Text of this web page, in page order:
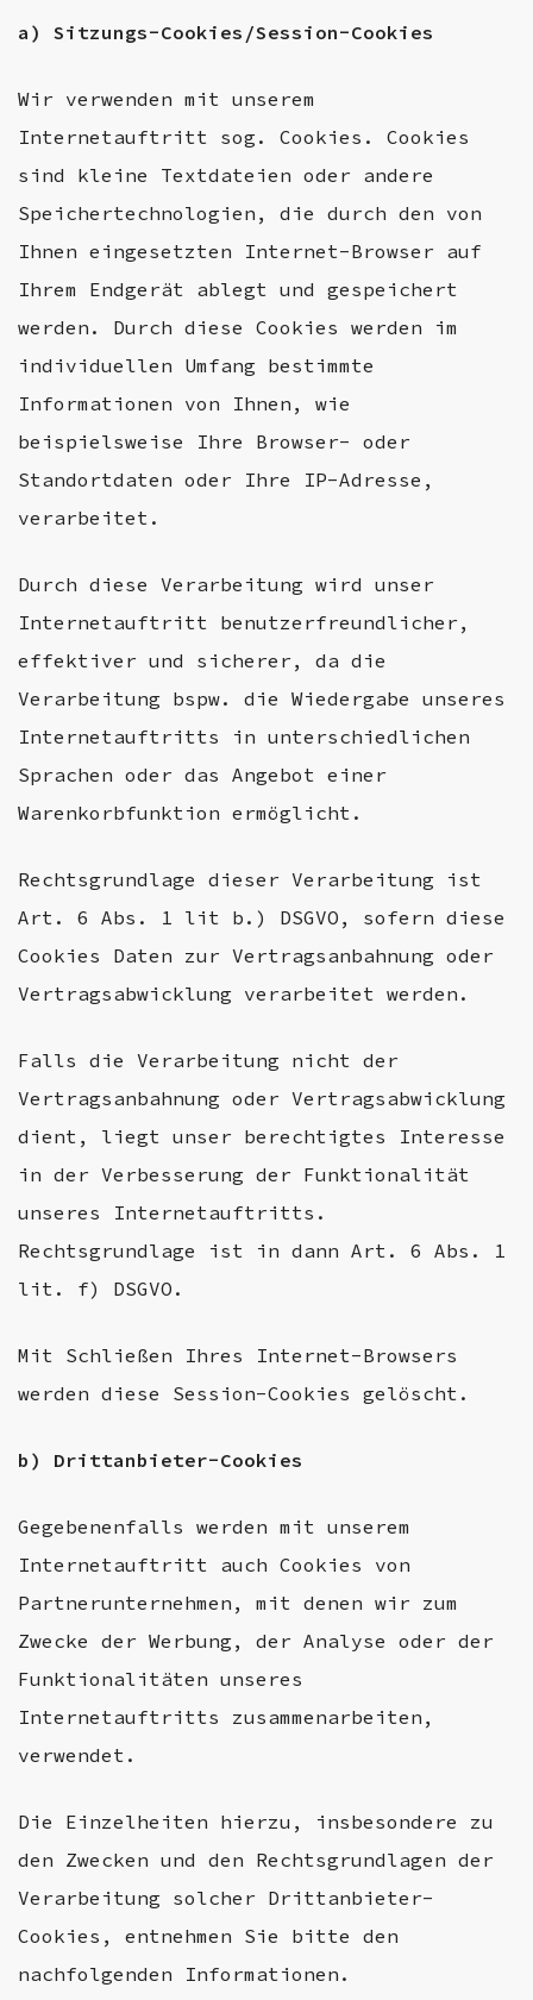
a) Sitzungs-Cookies/Session-Cookies
Wir verwenden mit unserem
Internetauftritt sog. Cookies. Cookies
sind kleine Textdateien oder andere
Speichertechnologien, die durch den von
Ihnen eingesetzten Internet-Browser auf
Ihrem Endgerät ablegt und gespeichert
werden. Durch diese Cookies werden im
individuellen Umfang bestimmte
Informationen von Ihnen, wie
beispielsweise Ihre Browser- oder
Standortdaten oder Ihre IP-Adresse,
verarbeitet.
Durch diese Verarbeitung wird unser
Internetauftritt benutzerfreundlicher,
effektiver und sicherer, da die
Verarbeitung bspw. die Wiedergabe unseres
Internetauftritts in unterschiedlichen
Sprachen oder das Angebot einer
Warenkorbfunktion ermöglicht.
Rechtsgrundlage dieser Verarbeitung ist
Art. 6 Abs. 1 lit b.) DSGVO, sofern diese
Cookies Daten zur Vertragsanbahnung oder
Vertragsabwicklung verarbeitet werden.
Falls die Verarbeitung nicht der
Vertragsanbahnung oder Vertragsabwicklung
dient, liegt unser berechtigtes Interesse
in der Verbesserung der Funktionalität
unseres Internetauftritts.
Rechtsgrundlage ist in dann Art. 6 Abs. 1
lit. f) DSGVO.
Mit Schließen Ihres Internet-Browsers
werden diese Session-Cookies gelöscht.
b) Drittanbieter-Cookies
Gegebenenfalls werden mit unserem
Internetauftritt auch Cookies von
Partnerunternehmen, mit denen wir zum
Zwecke der Werbung, der Analyse oder der
Funktionalitäten unseres
Internetauftritts zusammenarbeiten,
verwendet.
Die Einzelheiten hierzu, insbesondere zu
den Zwecken und den Rechtsgrundlagen der
Verarbeitung solcher Drittanbieter-
Cookies, entnehmen Sie bitte den
nachfolgenden Informationen.